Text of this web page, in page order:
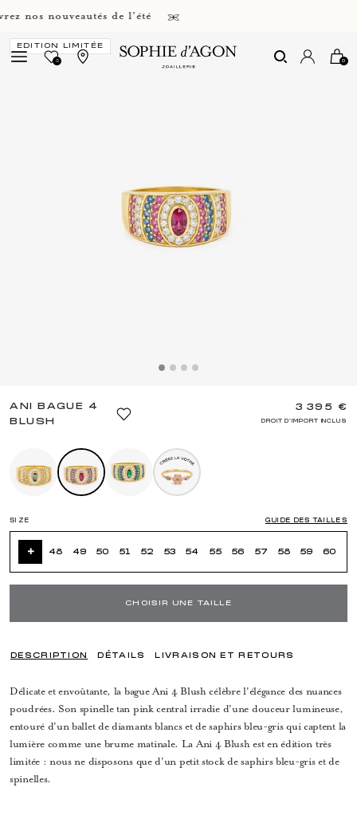
nouveautés de l'été
0 0
EDITION LIMITÉE
ANI BAGUE 4
BLUSH
3 395 €
DROIT D'IMPORT INCLUS
SIZE GUIDE DES TAILLES
+ 48 49 50 51 52 53 54 55 56 57 58 59 60
CHOISIR UNE TAILLE
DESCRIPTION DÉTAILS LIVRAISON ET RETOURS
Délicate et envoûtante, la bague Ani 4 Blush célèbre l'élégance des nuances
poudrées. Son spinelle tan pink central irradie d'une douceur lumineuse,
entouré d'un ballet de diamants blancs et de saphirs bleu-gris qui captent la
lumière comme une brume matinale. La Ani 4 Blush est en édition très
limitée : nous ne disposons que d'un petit stock de saphirs bleu-gris et de
spinelles.